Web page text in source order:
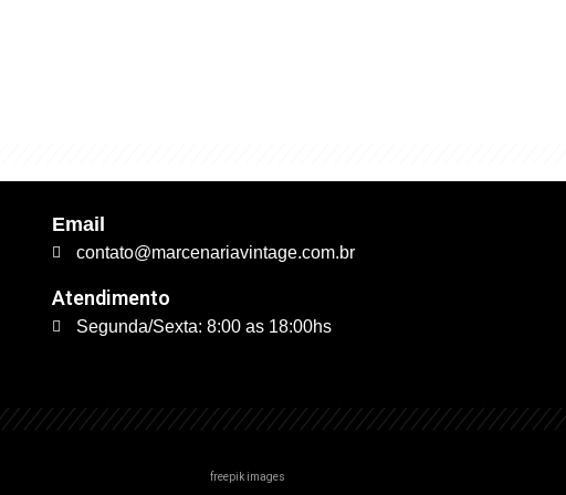
Email
contato@marcenariavintage.com.br
Atendimento
Segunda/Sexta: 8:00 as 18:00hs
freepik images